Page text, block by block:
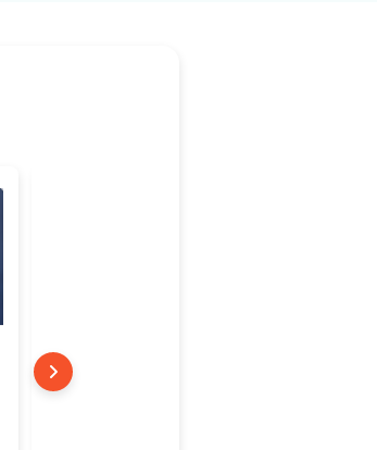
社会保険完備✨イキイキと過ご
せる環境の両立を目指してい